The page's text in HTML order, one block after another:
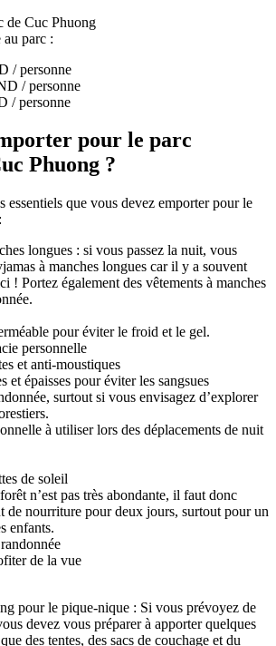
de Cuc Phuong
parc :
/ personne
/ personne
/ personne
pour le parc
Phuong ?
essentiels que vous devez emporter pour le
longues : si vous passez la nuit, vous
à manches longues car il y a souvent
! Portez également des vêtements à manches
pour éviter le froid et le gel.
personnelle
et anti-moustiques
et épaisses pour éviter les sangsues
surtout si vous envisagez d’explorer
à utiliser lors des déplacements de nuit
de soleil
n’est pas très abondante, il faut donc
de nourriture pour deux jours, surtout pour un
enfants.
de la vue
pour le pique-nique : Si vous prévoyez de
devez vous préparer à apporter quelques
des tentes, des sacs de couchage et du